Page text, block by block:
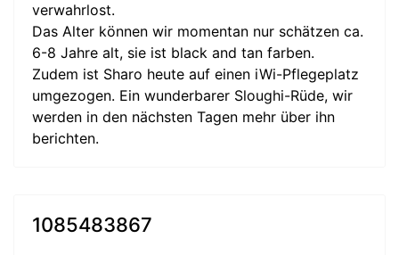
verwahrlost.
Das Alter können wir momentan nur schätzen ca.
6-8 Jahre alt, sie ist black and tan farben.
Zudem ist Sharo heute auf einen iWi-Pflegeplatz
umgezogen. Ein wunderbarer Sloughi-Rüde, wir
werden in den nächsten Tagen mehr über ihn
berichten.
1085483867